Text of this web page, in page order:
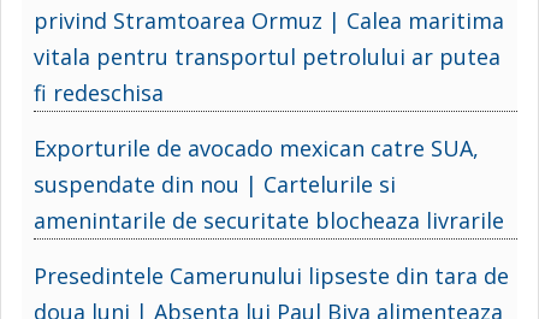
privind Stramtoarea Ormuz | Calea maritima
vitala pentru transportul petrolului ar putea
fi redeschisa
Exporturile de avocado mexican catre SUA,
suspendate din nou | Cartelurile si
amenintarile de securitate blocheaza livrarile
Presedintele Camerunului lipseste din tara de
doua luni | Absenta lui Paul Biya alimenteaza